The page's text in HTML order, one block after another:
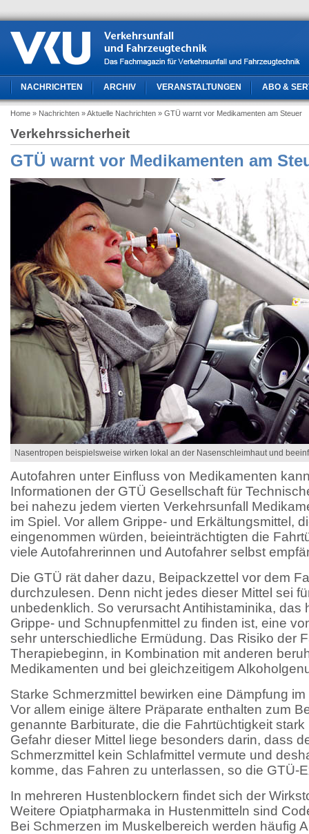
NACHRICHTEN ARCHIV VERANSTALTUNGEN ABO &
Home » Nachrichten » Aktuelle Nachrichten » GTÜ warnt vor Medikamenten am Steuer
Verkehrssicherheit
GTÜ warnt vor Medikamenten am
Nasentropen beispielsweise wirken lokal an der Nasenschleimhaut und
Autofahren unter Einfluss von Medikamenten
Informationen der GTÜ Gesellschaft für
bei nahezu jedem vierten Verkehrsunfall
im Spiel. Vor allem Grippe- und Erkältungsmittel,
eingenommen würden, beieinträchtigten die
viele Autofahrerinnen und Autofahrer selbst
Die GTÜ rät daher dazu, Beipackzettel vor dem
durchzulesen. Denn nicht jedes dieser Mittel sei
unbedenklich. So verursacht Antihistaminika, das
Grippe- und Schnupfenmittel zu finden ist, eine
sehr unterschiedliche Ermüdung. Das Risiko der
Therapiebeginn, in Kombination mit anderen
Medikamenten und bei gleichzeitigem
Starke Schmerzmittel bewirken eine Dämpfung
Vor allem einige ältere Präparate enthalten zum
genannte Barbiturate, die die Fahrtüchtigkeit
Gefahr dieser Mittel liege besonders darin, dass
Schmerzmittel kein Schlafmittel vermute und
komme, das Fahren zu unterlassen, so die GTÜ-
In mehreren Hustenblockern findet sich der
Weitere Opiatpharmaka in Hustenmitteln sind
Bei Schmerzen im Muskelbereich werden häufig